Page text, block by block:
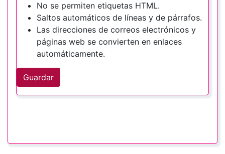
No se permiten etiquetas HTML.
Saltos automáticos de líneas y de párrafos.
Las direcciones de correos electrónicos y
páginas web se convierten en enlaces
automáticamente.
Guardar